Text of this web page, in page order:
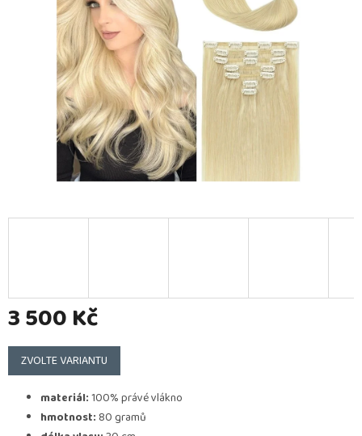
3 500 Kč
Měrná
cena:
ZVOLTE VARIANTU
materiál:100% právé vlákno
hmotnost: 80 gramů